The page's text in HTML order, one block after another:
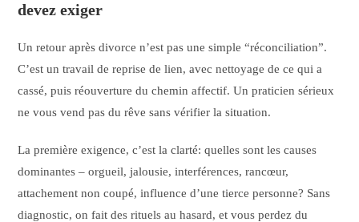
devez exiger
Un retour après divorce n’est pas une simple “réconciliation”.
C’est un travail de reprise de lien, avec nettoyage de ce qui a
cassé, puis réouverture du chemin affectif. Un praticien sérieux
ne vous vend pas du rêve sans vérifier la situation.
La première exigence, c’est la clarté: quelles sont les causes
dominantes – orgueil, jalousie, interférences, rancœur,
attachement non coupé, influence d’une tierce personne? Sans
diagnostic, on fait des rituels au hasard, et vous perdez du